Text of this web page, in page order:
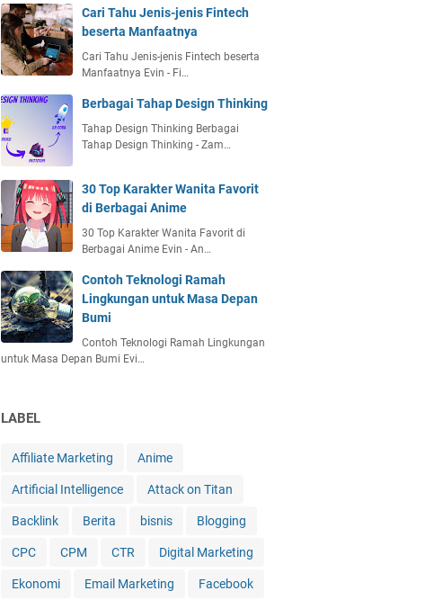
Cari Tahu Jenis-jenis Fintech
beserta Manfaatnya
Cari Tahu Jenis-jenis Fintech beserta
Manfaatnya Evin - Fi…
Berbagai Tahap Design Thinking
Tahap Design Thinking Berbagai
Tahap Design Thinking - Zam…
30 Top Karakter Wanita Favorit
di Berbagai Anime
30 Top Karakter Wanita Favorit di
Berbagai Anime Evin - An…
Contoh Teknologi Ramah
Lingkungan untuk Masa Depan
Bumi
Contoh Teknologi Ramah Lingkungan
untuk Masa Depan Bumi Evi…
LABEL
Affiliate Marketing Anime
Artificial Intelligence Attack on Titan
Backlink Berita bisnis Blogging
CPC CPM CTR Digital Marketing
Ekonomi Email Marketing Facebook